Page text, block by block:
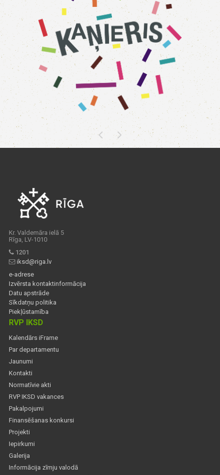
Kr. Valdemāra ielā 5
Rīga, LV-1010
1201
iksd@riga.lv
e-adrese
Izvērsta kontaktinformācija
Datu apstrāde
Sīkdatņu politika
Piekļūstamība
RVP IKSD
Kalendārs iFrame
Par departamentu
Jaunumi
Kontakti
Normatīvie akti
RVP IKSD vakances
Pakalpojumi
Finansēšanas konkursi
Projekti
Iepirkumi
Galerija
Informācija zīmju valodā